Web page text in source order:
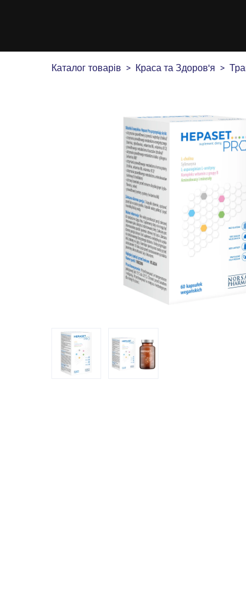
Каталог товарів Краса та Здоров'я